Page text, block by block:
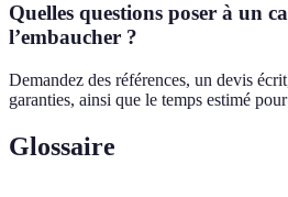
Quelles questions poser à un
l’embaucher ?
Demandez des références, un devis
garanties, ainsi que le temps estimé
Glossaire